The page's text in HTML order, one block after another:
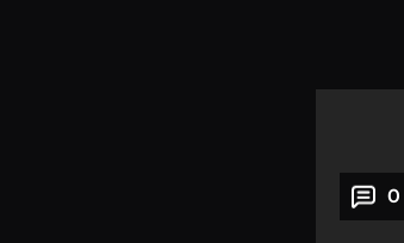
0